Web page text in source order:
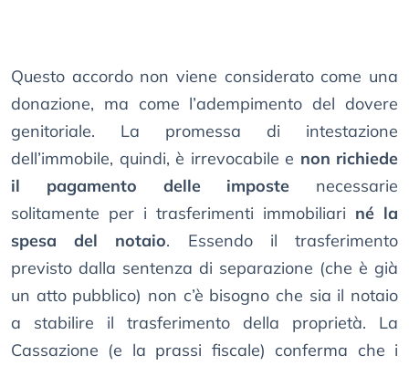
Questo accordo non viene considerato come una
donazione, ma come l’adempimento del dovere
genitoriale. La promessa di intestazione
dell’immobile, quindi, è irrevocabile e non richiede
il pagamento delle imposte necessarie
solitamente per i trasferimenti immobiliari né la
spesa del notaio. Essendo il trasferimento
previsto dalla sentenza di separazione (che è già
un atto pubblico) non c’è bisogno che sia il notaio
a stabilire il trasferimento della proprietà. La
Cassazione (e la prassi fiscale) conferma che i